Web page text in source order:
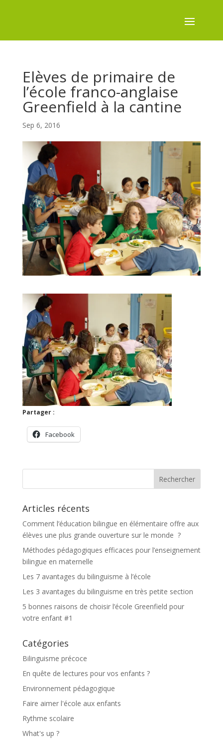
Elèves de primaire de
l’école franco-anglaise
Greenfield à la cantine
Sep 6, 2016
Partager :
Facebook
Articles récents
Comment l’éducation bilingue en élémentaire offre aux
élèves une plus grande ouverture sur le monde ?
Méthodes pédagogiques efficaces pour l’enseignement
bilingue en maternelle
Les 7 avantages du bilinguisme à l’école
Les 3 avantages du bilinguisme en très petite section
5 bonnes raisons de choisir l’école Greenfield pour
votre enfant #1
Catégories
Bilinguisme précoce
En quête de lectures pour vos enfants ?
Environnement pédagogique
Faire aimer l'école aux enfants
Rythme scolaire
What's up ?